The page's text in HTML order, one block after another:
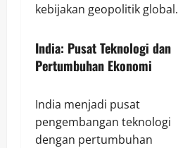
kebijakan geopolitik global.
India: Pusat Teknologi dan
Pertumbuhan Ekonomi
India menjadi pusat
pengembangan teknologi
dengan pertumbuhan